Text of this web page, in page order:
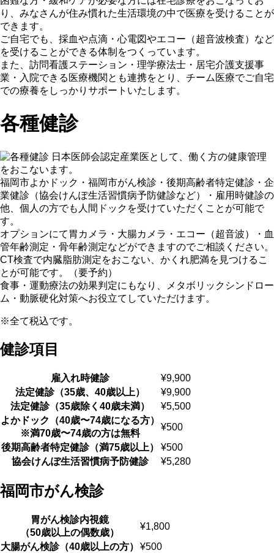
り、みなさんが住み慣れた生活環境の中で医療を受けることが
できます。
ご自宅でも、採血や点滴・心電図やエコー（超音波検査）など
を受けることができる体制をつくっています。
また、訪問看護ステーション・理学療法士・居宅介護支援事
業・入院できる医療機関とも連携をとり、チーム医療でご自宅
での療養をしっかりサポートいたします。
各種健診
日本医師会認定産業医として、働く方の健康管理
をおこないます。
福岡市よかドック・福岡市がん検診・後期⾼齢者特定健診・企
業健診（協会けんぽ⽣活習慣病予防健診など）・雇⽤時健診の
他、個⼈の⽅でも⼈間ドックを受けていただくことが可能で
す。
オプションにて胃カメラ・大腸カメラ・エコー（超音波）・血
管年齢測定・骨年齢測定などができますのでご相談ください。
CT検査で内臓脂肪測定をおこない、かくれ肥満を見つけるこ
とが可能です。（要予約）
食事・運動療法の効果判定にもなり、メタボリックシンドロー
ム・動脈硬化対策へお役立てしていただけます。
※全て税込です。
健診項目
雇入れ時健診
¥9,900
法定健診（35歳、40歳以上）
¥9,900
法定健診（35歳除く40歳未満）
¥5,500
よかドック（40歳〜74歳になる⽅）
※満70歳〜74歳の⽅は無料
¥500
後期⾼齢者特定健診（満75歳以上）
¥500
協会けんぽ⽣活習慣病予防健診
¥5,280
福岡市がん検診
胃がん検診内視鏡
（50歳以上の偶数歳）
¥1,800
⼤腸がん検診（40歳以上の⽅）
¥500